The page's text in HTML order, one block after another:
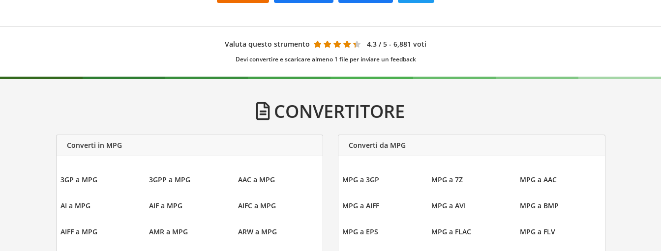
Valuta questo strumento 4.3 / 5 - 6,881 voti
Devi convertire e scaricare almeno 1 file per inviare un feedback
CONVERTITORE
Converti in MPG
3GP a MPG 3GPP a MPG AAC a MPG
AI a MPG AIF a MPG AIFC a MPG
AIFF a MPG AMR a MPG ARW a MPG
Converti da MPG
MPG a 3GP MPG a 7Z MPG a AAC
MPG a AIFF MPG a AVI MPG a BMP
MPG a EPS MPG a FLAC MPG a FLV